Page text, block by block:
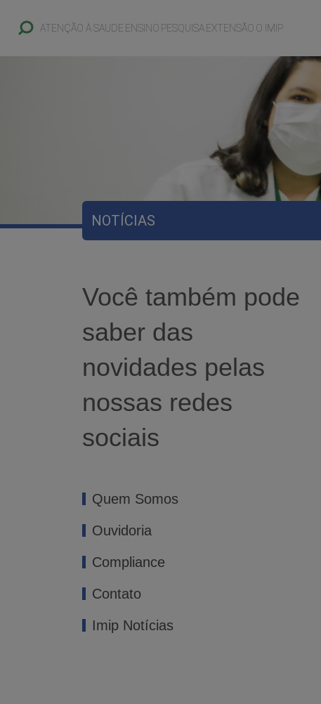
ATENÇÃO À SAUDE ENSINO PESQUISAEXTENSÃO O IMIP
NOTÍCIAS
Você também pode
saber das
novidades pelas
nossas redes
sociais
Quem Somos
Ouvidoria
Compliance
Contato
Imip Notícias